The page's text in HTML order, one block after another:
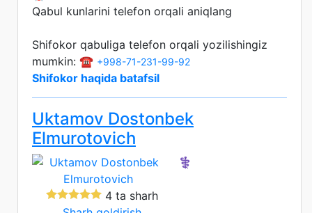
Qabul kunlarini telefon orqali aniqlang
Shifokor qabuliga telefon orqali yozilishingiz
mumkin: ☎️ +998-71-231-99-92
Shifokor haqida batafsil
Uktamov Dostonbek
Elmurotovich
4 ta sharh
⚕️